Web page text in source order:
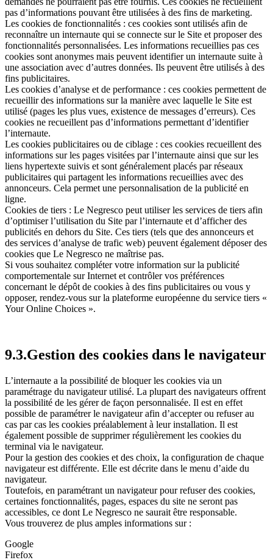
pas d’informations pouvant être utilisées à des fins de marketing.
Les cookies de fonctionnalités : ces cookies sont utilisés afin de
reconnaître un internaute qui se connecte sur le Site et proposer des
fonctionnalités personnalisées. Les informations recueillies pas ces
cookies sont anonymes mais peuvent identifier un internaute suite à
une association avec d’autres données. Ils peuvent être utilisés à des
fins publicitaires.
Les cookies d’analyse et de performance : ces cookies permettent de
recueillir des informations sur la manière avec laquelle le Site est
utilisé (pages les plus vues, existence de messages d’erreurs). Ces
cookies ne recueillent pas d’informations permettant d’identifier
l’internaute.
Les cookies publicitaires ou de ciblage : ces cookies recueillent des
informations sur les pages visitées par l’internaute ainsi que sur les
liens hypertexte suivis et sont généralement placés par réseaux
publicitaires qui partagent les informations recueillies avec des
annonceurs. Cela permet une personnalisation de la publicité en
ligne.
Cookies de tiers : Le Negresco peut utiliser les services de tiers afin
d’optimiser l’utilisation du Site par l’internaute et d’afficher des
publicités en dehors du Site. Ces tiers (tels que des annonceurs et
des services d’analyse de trafic web) peuvent également déposer des
cookies que Le Negresco ne maîtrise pas.
Si vous souhaitez compléter votre information sur la publicité
comportementale sur Internet et contrôler vos préférences
concernant le dépôt de cookies à des fins publicitaires ou vous y
opposer, rendez-vous sur la plateforme européenne du service tiers «
Your Online Choices ».
9.3.Gestion des cookies dans le navigateur
L’internaute a la possibilité de bloquer les cookies via un
paramétrage du navigateur utilisé. La plupart des navigateurs offrent
la possibilité de les gérer de façon personnalisée. Il est en effet
possible de paramétrer le navigateur afin d’accepter ou refuser au
cas par cas les cookies préalablement à leur installation. Il est
également possible de supprimer régulièrement les cookies du
terminal via le navigateur.
Pour la gestion des cookies et des choix, la configuration de chaque
navigateur est différente. Elle est décrite dans le menu d’aide du
navigateur.
Toutefois, en paramétrant un navigateur pour refuser des cookies,
certaines fonctionnalités, pages, espaces du site ne seront pas
accessibles, ce dont Le Negresco ne saurait être responsable.
Vous trouverez de plus amples informations sur :
Google
Firefox